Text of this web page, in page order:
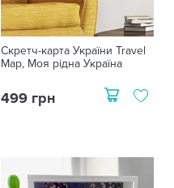
Скретч-карта України Travel
Map, Моя рідна Україна
499 грн